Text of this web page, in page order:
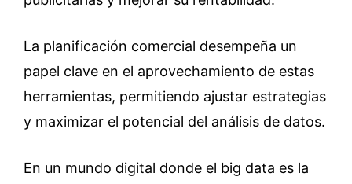
La planificación comercial desempeña un
papel clave en el aprovechamiento de estas
herramientas, permitiendo ajustar estrategias
y maximizar el potencial del análisis de datos.
En un mundo digital donde el big data es la